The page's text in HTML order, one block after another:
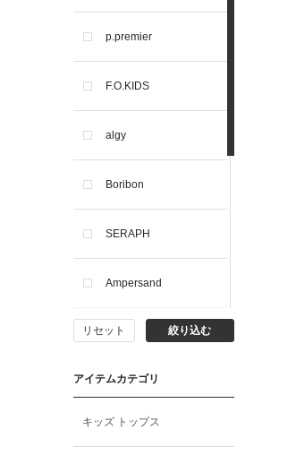
p.premier
F.O.KIDS
algy
Boribon
SERAPH
Ampersand
BIT'Z
toitoitoi
BOBOCHOSES
リセット 絞り込む
アイテムカテゴリ
キッズ トップス